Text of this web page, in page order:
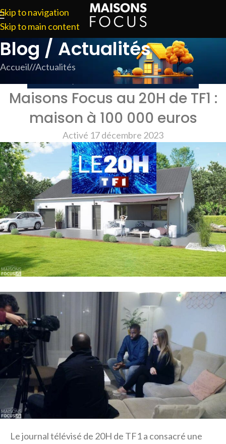
Skip to navigation
Skip to main content
Blog / Actualités
Accueil/ Actualités
REPORTAGES SUR MAISONS FOCUS
Maisons Focus au 20H de TF1 :
maison à 100 000 euros
Activé 17 décembre 2023
Le journal télévisé de 20H de TF1 a consacré une